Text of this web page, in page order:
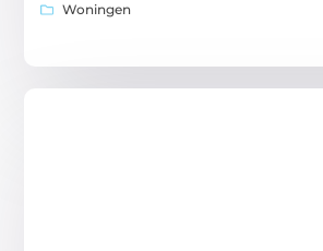
Woningen